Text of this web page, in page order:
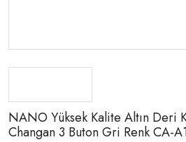
NANO Yüksek Kalite Altın Deri
Changan 3 Buton Gri Renk CA-